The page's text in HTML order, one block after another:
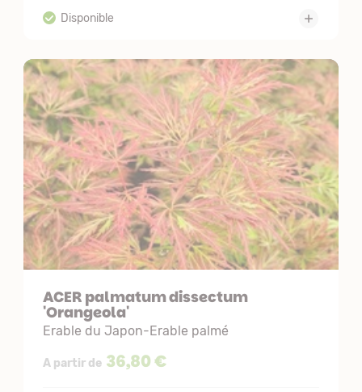
ACER palmatum dissectum
'Orangeola'
Erable du Japon-Erable palmé
A partir de 36,80 €